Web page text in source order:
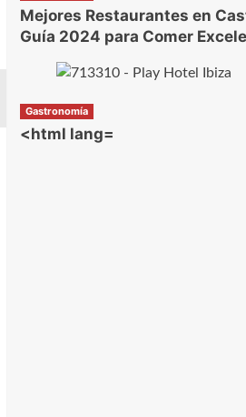
Mejores Restaurantes en
Guía 2024 para Comer
Gastronomía
<html lang=